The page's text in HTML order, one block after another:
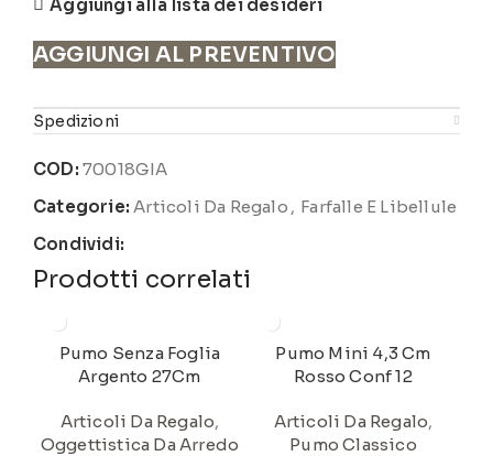
Aggiungi alla lista dei desideri
AGGIUNGI AL PREVENTIVO
Spedizioni
COD: 70018GIA
Categorie: Articoli Da Regalo , Farfalle E Libellule
Condividi:
Prodotti correlati
Pumo Senza Foglia
Argento 27Cm
Articoli Da Regalo,
Oggettistica Da Arredo
Pumo Mini 4,3 Cm
Rosso Conf 12
Articoli Da Regalo,
Pumo Classico